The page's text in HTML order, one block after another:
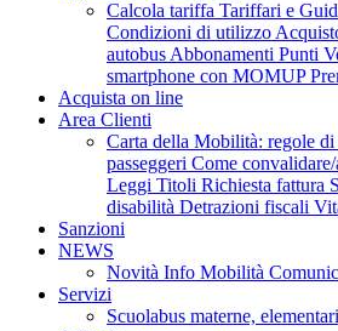
Calcola tariffa Tariffari e
Condizioni di utilizzo
autobus Abbonamenti Punti
smartphone con MOMUP
Acquista on line
Area Clienti
Carta della Mobilità: regole
passeggeri Come
Leggi Titoli Richiesta fattura
disabilità Detrazioni fiscali
Sanzioni
NEWS
Novità Info Mobilità
Servizi
Scuolabus materne,